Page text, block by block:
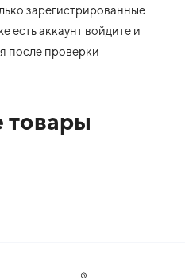
зарегистрированные
есть аккаунт войдите и
после проверки